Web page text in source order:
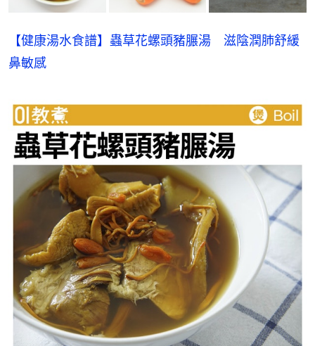
【健康湯水食譜】蟲草花螺頭豬𦟌湯　滋陰潤肺舒緩
鼻敏感